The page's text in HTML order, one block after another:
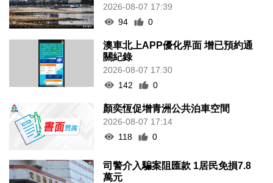
2026-08-07 17:39
94
0
澳車北上APP優化界面 增已預約通
關紀錄
2026-08-07 17:30
142
0
顏奕恆促增青洲公共泊車空間
2026-08-07 17:14
118
0
司警介入騙案阻匯款 1居民免損7.8
萬元